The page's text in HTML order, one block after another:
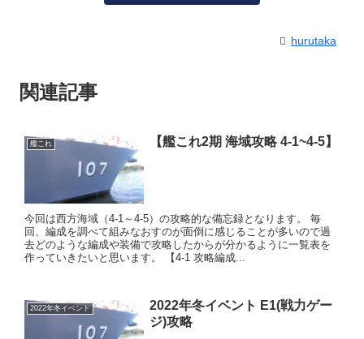
hurutaka
関連記事
艦これ 【艦これ2期 海域攻略 4-1~4-5】
今回は西方海域（4-1～4-5）の攻略的な備忘録となります。 毎
回、編成を調べて組みなおすのが面倒に感じることが多いので過
去どのような編成や装備で攻略したからが分かるように一覧表を
作っていきたいと思います。 【4-1 攻略編成...
2022年冬イベント
2022年冬イベント E1(戦力ゲー
ジ)攻略